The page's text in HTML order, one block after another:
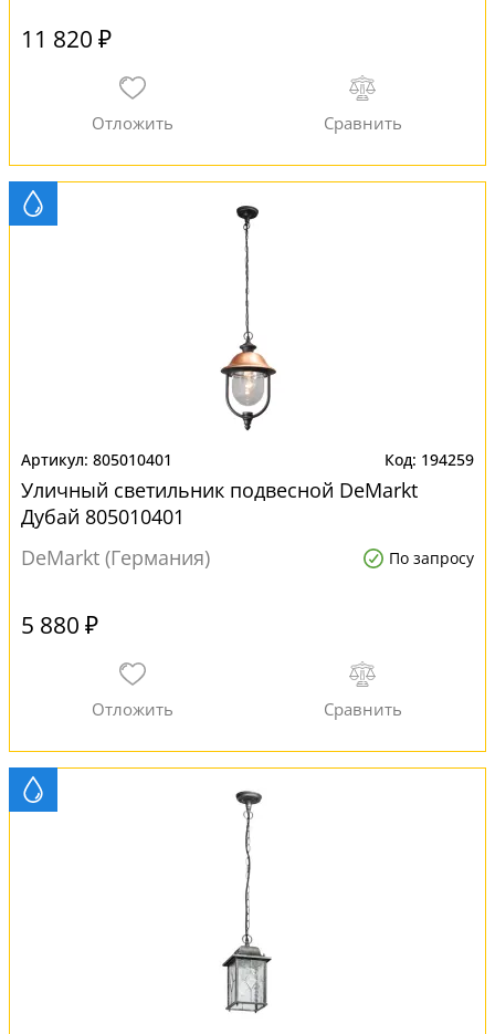
11 820 ₽
805010401 194259
Уличный светильник подвесной DeMarkt
Дубай 805010401
DeMarkt (Германия)
По запросу
5 880 ₽